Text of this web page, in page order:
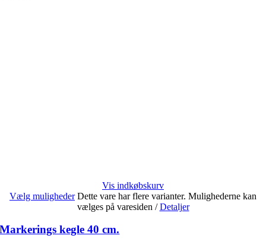
Vis indkøbskurv
Vælg muligheder Dette vare har flere varianter. Mulighederne kan
vælges på varesiden / Detaljer
Markerings kegle 40 cm.